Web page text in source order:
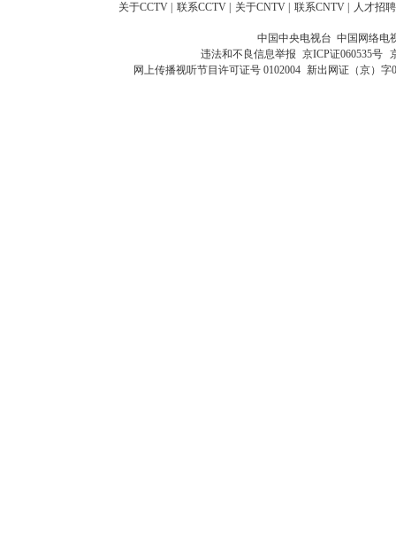
关于CCTV 联系CCTV 关于CNTV 联系CNTV 人才招聘
中国中央电视台 中国网络电
违法和不良信息举报 京ICP证060535号
网上传播视听节目许可证号 0102004 新出网证（京）